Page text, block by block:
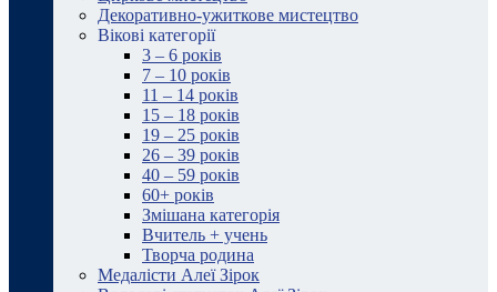
Декоративно-ужиткове мистецтво
Вікові категорії
3 – 6 років
7 – 10 років
11 – 14 років
15 – 18 років
19 – 25 років
26 – 39 років
40 – 59 років
60+ років
Змішана категорія
Вчитель + учень
Творча родина
Медалісти Алеї Зірок